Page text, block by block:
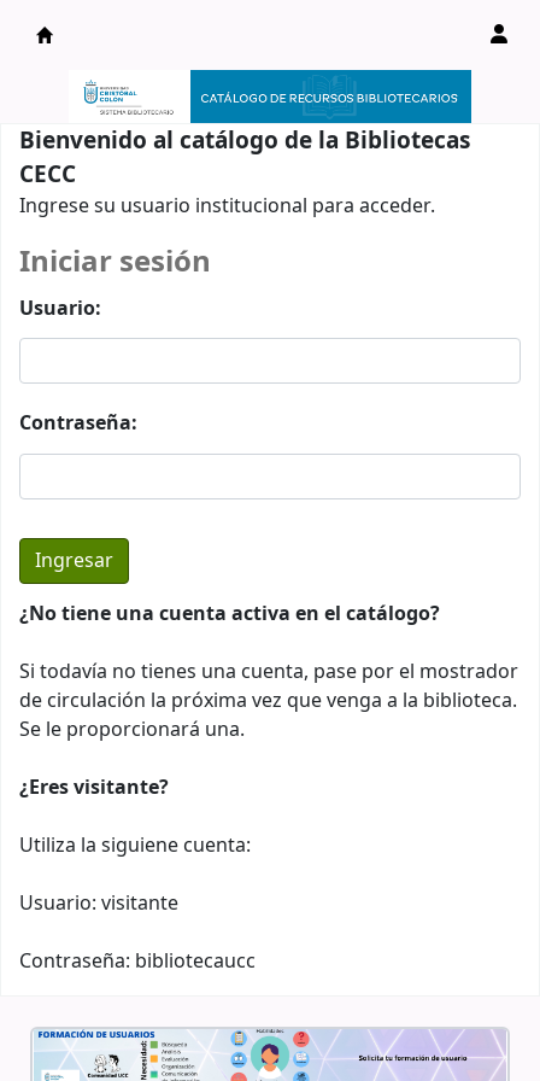
Catálogo en línea
Bienvenido al catálogo de la Bibliotecas
CECC
Ingrese su usuario institucional para acceder.
Iniciar sesión
Usuario:
Contraseña:
¿No tiene una cuenta activa en el catálogo?
Si todavía no tienes una cuenta, pase por el mostrador
de circulación la próxima vez que venga a la biblioteca.
Se le proporcionará una.
¿Eres visitante?
Utiliza la siguiene cuenta:
Usuario: visitante
Contraseña: bibliotecaucc